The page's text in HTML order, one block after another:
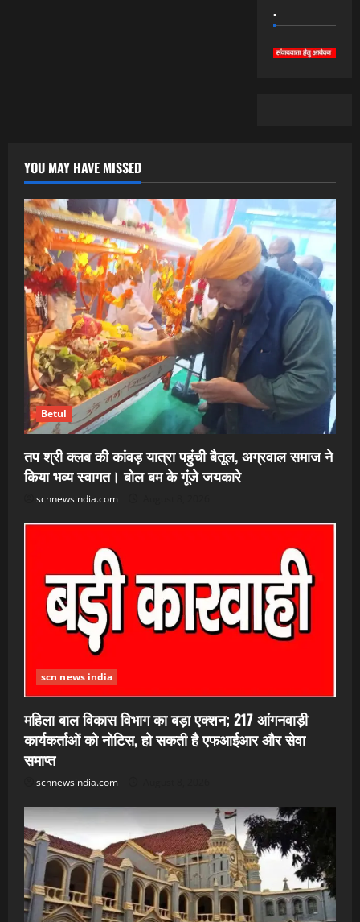
.
YOU MAY HAVE MISSED
Betul
तप श्री क्लब की कांवड़ यात्रा पहुंची बैतूल, अग्रवाल समाज ने
किया भव्य स्वागत। बोल बम के गूंजे जयकारे
scnnewsindia.com
scn news india
महिला बाल विकास विभाग का बड़ा एक्शन; 217 आंगनवाड़ी
कार्यकर्ताओं को नोटिस, हो सकती है एफआईआर और सेवा
समाप्त
scnnewsindia.com